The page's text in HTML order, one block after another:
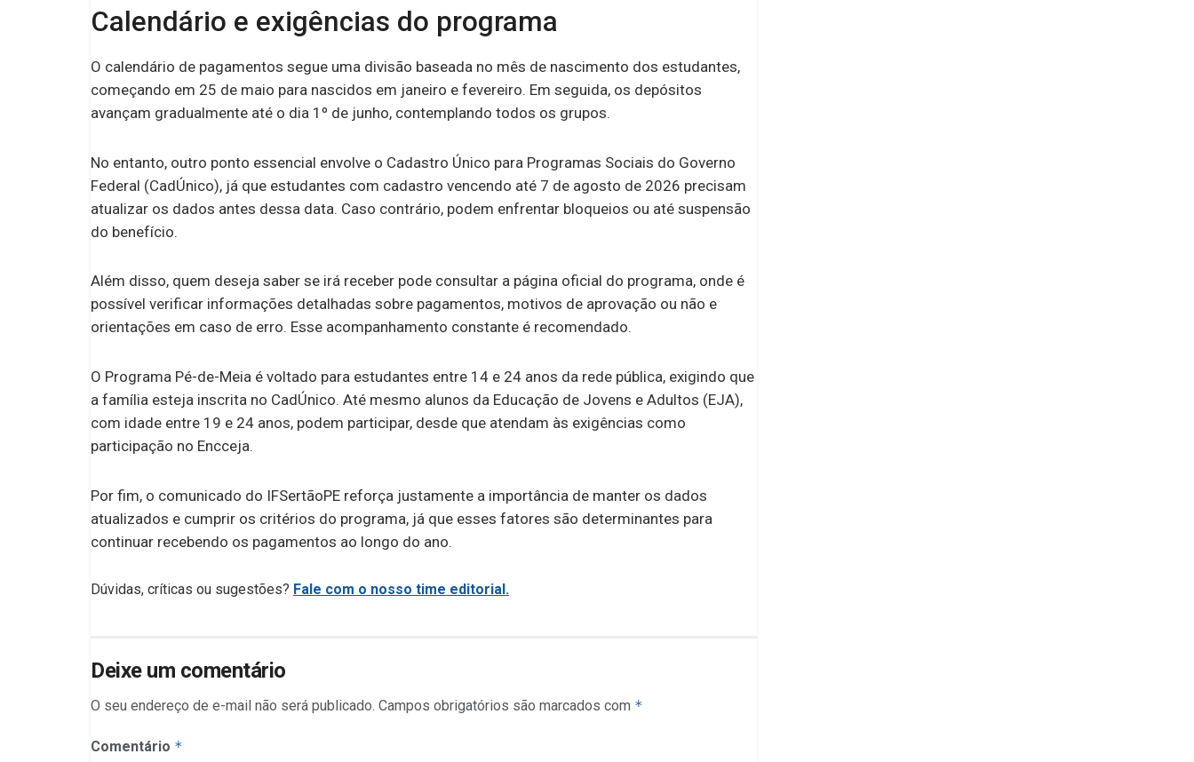
Calendário e exigências do programa
O calendário de pagamentos segue uma divisão baseada no mês de nascimento dos estudantes,
começando em 25 de maio para nascidos em janeiro e fevereiro. Em seguida, os depósitos
avançam gradualmente até o dia 1º de junho, contemplando todos os grupos.
No entanto, outro ponto essencial envolve o Cadastro Único para Programas Sociais do Governo
Federal (CadÚnico), já que estudantes com cadastro vencendo até 7 de agosto de 2026 precisam
atualizar os dados antes dessa data. Caso contrário, podem enfrentar bloqueios ou até suspensão
do benefício.
Além disso, quem deseja saber se irá receber pode consultar a página oficial do programa, onde é
possível verificar informações detalhadas sobre pagamentos, motivos de aprovação ou não e
orientações em caso de erro. Esse acompanhamento constante é recomendado.
O Programa Pé-de-Meia é voltado para estudantes entre 14 e 24 anos da rede pública, exigindo que
a família esteja inscrita no CadÚnico. Até mesmo alunos da Educação de Jovens e Adultos (EJA),
com idade entre 19 e 24 anos, podem participar, desde que atendam às exigências como
participação no Encceja.
Por fim, o comunicado do IFSertãoPE reforça justamente a importância de manter os dados
atualizados e cumprir os critérios do programa, já que esses fatores são determinantes para
continuar recebendo os pagamentos ao longo do ano.
Dúvidas, críticas ou sugestões? Fale com o nosso time editorial.
Deixe um comentário
O seu endereço de e-mail não será publicado. Campos obrigatórios são marcados com *
Comentário *